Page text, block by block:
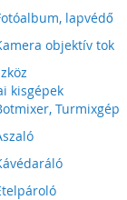
lapvédő
objektív tok
kisgépek
Turmixgép